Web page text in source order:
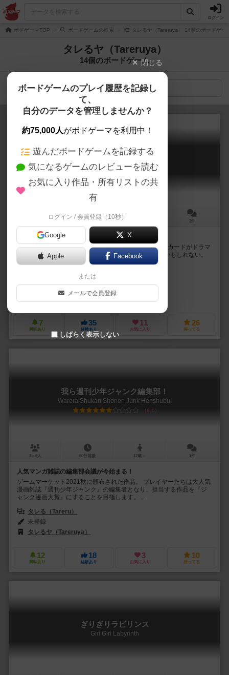
ログイン
ボドゲーマTOP ボードゲームの検索 タレるヤ（Tareruya） 14個のボードゲー
タレるヤ（Tareruya）
14個のボードゲーム
検索メニュー
ウサバベル
Bunny Babel
15分前後 2件
ウサミミのびのびおバカゲーム
ウサミミを伸ばして天界を目指そう。伏せられた2枚のカードがドラマ
を起こしたり、絶妙なミミの配置がゲームを決める…かもしれない。
自分のウサミミは他人が伸ばす！？このカミ...
7
興味あり
35
経験あり
11
お気に入り
26
持ってる
我ら週刊少年ジャンク編集部！
Warera Shukan Shonen Junk Henshubu!
6.1
3～6人 60分前後 12歳～ 1件
人気マンガ雑誌の編集部会議が今始まる！
ゲームマーケット2021秋に頒布された作品。 プレイヤーたちは大人気
漫画雑誌『週刊少年ジャンク』の編集者となり、担当する作品を『ジ
ャンク漫画大賞』にすることを目指します。 ...
タレる（Tareru）
未登録
タレるヤ（Tareruya）
12
興味あり
18
経験あり
3
お気に入り
10
持ってる
ぎりぎりラビリンス
Giri Giri Labyrinth
閉じる
ボードゲームのプレイ履歴を記録し
て、
自分のデータを管理しませんか？
約75,000人がボドゲーマを利用中！
遊んだボードゲームを記録する
気になるゲームのレビューを読む
お気に入り作品・所有リストの共
有
ログイン / 会員登録（10秒）
Google X
Apple Facebook
または
メールで会員登録
しばらく表示しない